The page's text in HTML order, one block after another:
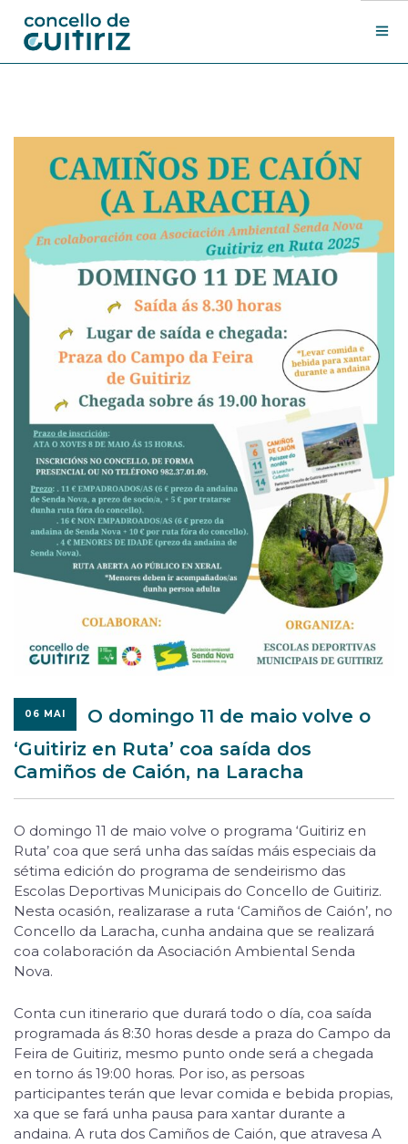
Departamentos
Novas
Contacto
Sede electrónica
Search Site
06 MAI
O domingo 11 de maio volve o
‘Guitiriz en Ruta’ coa saída dos
Camiños de Caión, na Laracha
O domingo 11 de maio volve o programa ‘Guitiriz en
Ruta’ coa que será unha das saídas máis especiais da
sétima edición do programa de sendeirismo das
Escolas Deportivas Municipais do Concello de Guitiriz.
Nesta ocasión, realizarase a ruta ‘Camiños de Caión’, no
Concello da Laracha, cunha andaina que se realizará
coa colaboración da Asociación Ambiental Senda
Nova.
Conta cun itinerario que durará todo o día, coa saída
programada ás 8:30 horas desde a praza do Campo da
Feira de Guitiriz, mesmo punto onde será a chegada
en torno ás 19:00 horas. Por iso, as persoas
participantes terán que levar comida e bebida propias,
xa que se fará unha pausa para xantar durante a
andaina. A ruta dos Camiños de Caión, que atravesa A